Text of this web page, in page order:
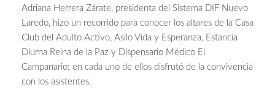
Adriana Herrera Zárate, presidenta del Sistema DIF Nuevo
Laredo, hizo un recorrido para conocer los altares de la Casa
Club del Adulto Activo, Asilo Vida y Esperanza, Estancia
Diurna Reina de la Paz y Dispensario Médico El
Campanario; en cada uno de ellos disfrutó de la convivencia
con los asistentes.